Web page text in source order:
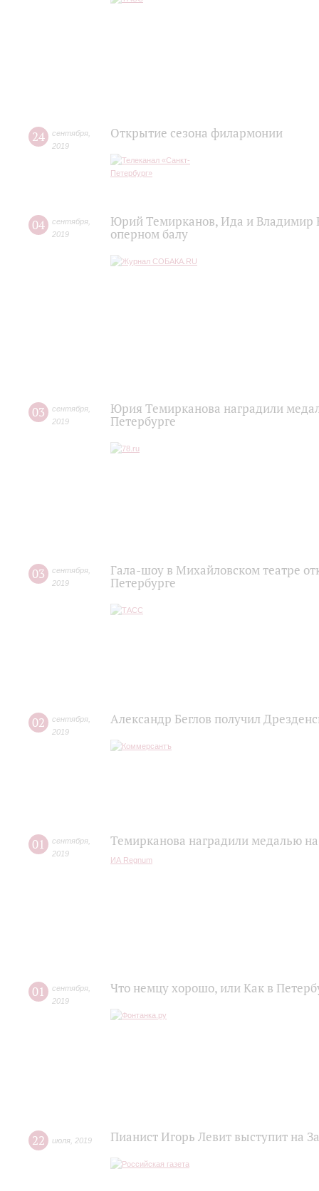
24 сентября
2019
Открытие сезона филармонии
04 сентября
2019
Юрий Темирканов, Ида и Владимир
оперном балу
03 сентября
2019
Юрия Темирканова наградили
Петербурге
03 сентября
2019
Гала-шоу в Михайловском театре
Петербурге
02 сентября
2019
Александр Беглов получил
01 сентября
2019
Темирканова наградили медалью
ИА Regnum
01 сентября
2019
Что немцу хорошо, или Как в
22 июля 2019 Пианист Игорь Левит выступит на